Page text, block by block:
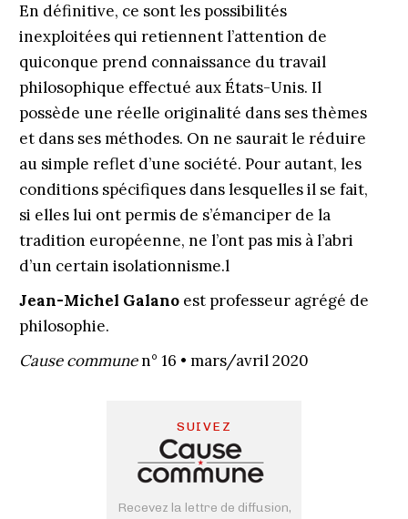
En définitive, ce sont les possibilités
inexploitées qui retiennent l’attention de
quiconque prend connaissance du travail
philosophique effectué aux États-Unis. Il
possède une réelle originalité dans ses thèmes
et dans ses méthodes. On ne saurait le réduire
au simple reflet d’une société. Pour autant, les
conditions spécifiques dans lesquelles il se fait,
si elles lui ont permis de s’émanciper de la
tradition européenne, ne l’ont pas mis à l’abri
d’un certain isolationnisme.l
Jean-Michel Galanoest professeur agrégé de
philosophie.
Cause communen° 16 • mars/avril 2020
SUIVEZ
Recevez la lettre de diffusion,